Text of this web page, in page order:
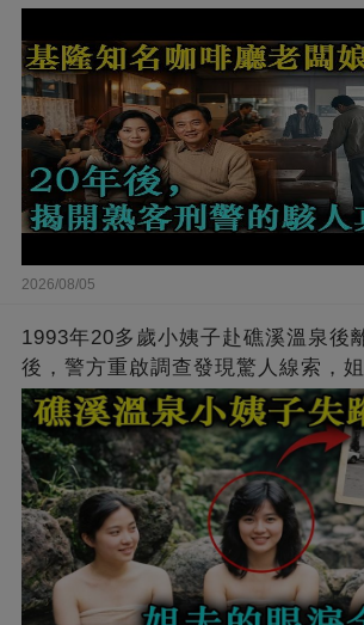
2026/08/05
1993年20多歲小姨子赴礁溪溫泉後
後，警方重啟調查發現驚人線索，
終于被揭穿…